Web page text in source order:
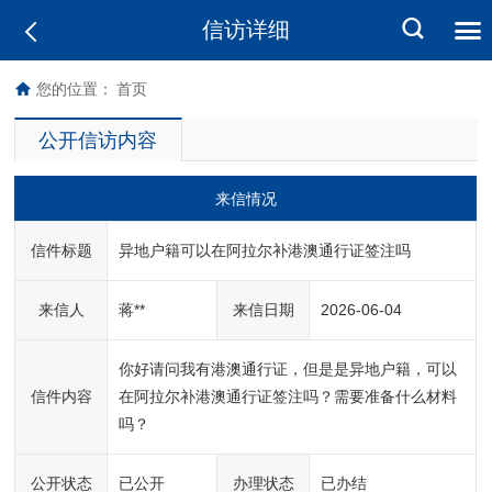
信访详细
您的位置： 首页
公开信访内容
来信情况
信件标题 异地户籍可以在阿拉尔补港澳通行证签注吗
来信人 蒋** 来信日期 2026-06-04
信件内容
你好请问我有港澳通行证，但是是异地户籍，可以
在阿拉尔补港澳通行证签注吗？需要准备什么材料
吗？
公开状态 已公开 办理状态 已办结